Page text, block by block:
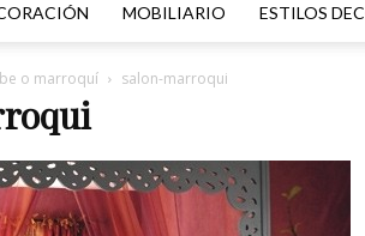
MOBILIARIO ESTILOS
o marroquí salon-marroqui